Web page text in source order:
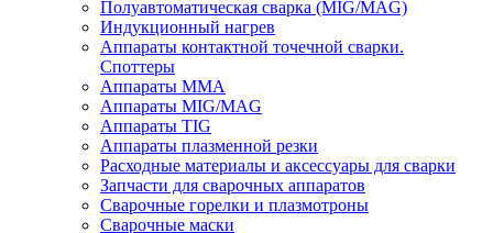
Полуавтоматическая сварка (MIG/MAG)
Индукционный нагрев
Аппараты контактной точечной сварки.
Споттеры
Аппараты MMA
Аппараты MIG/MAG
Аппараты TIG
Аппараты плазменной резки
Расходные материалы и аксессуары для сварки
Запчасти для сварочных аппаратов
Сварочные горелки и плазмотроны
Сварочные маски